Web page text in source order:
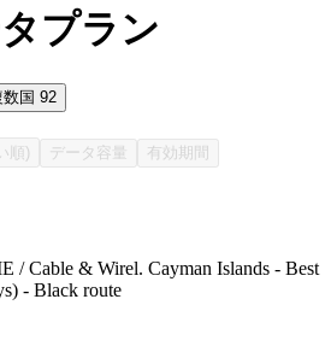
プラン
数国 92
順) データ容量 有効期間
/ Cable & Wirel. Cayman Islands - Best
- Black route